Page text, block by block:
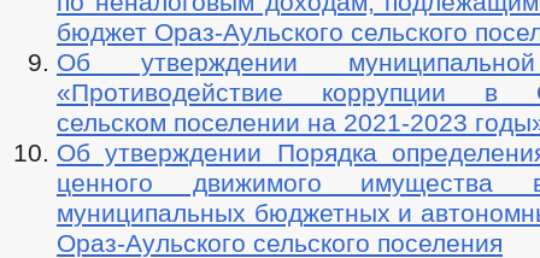
бюджет Ораз-Аульского сельского
Об утверждении
«Противодействие коррупции в
сельском поселении на 2021-2023
Об утверждении Порядка
ценного движимого имущества
муниципальных бюджетных и
Ораз-Аульского сельского поселения